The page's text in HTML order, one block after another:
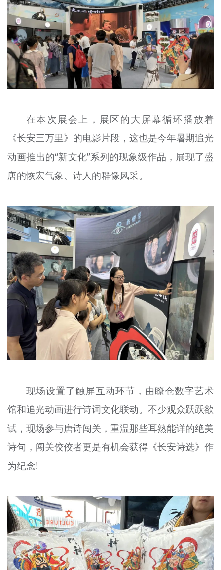
在本次展会上，展区的大屏幕循环播放着
《长安三万里》的电影片段，这也是今年暑期追光
动画推出的“新文化”系列的现象级作品，展现了盛
唐的恢宏气象、诗人的群像风采。
现场设置了触屏互动环节，由瞭仓数字艺术
馆和追光动画进行诗词文化联动。不少观众跃跃欲
试，现场参与唐诗闯关，重温那些耳熟能详的绝美
诗句，闯关佼佼者更是有机会获得《长安诗选》作
为纪念!